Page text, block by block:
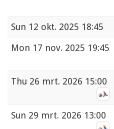
Sun 12 okt. 2025 18:45
Mon 17 nov. 2025 19:45
Thu 26 mrt. 2026 15:00
Sun 29 mrt. 2026 13:00